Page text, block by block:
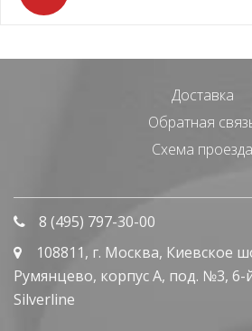
Доставка
Обратная
Схема проезда
8 (495) 797-30-00
108811, г. Москва, Киевское
Румянцево, корпус А, под. №3, 6-
Silverline